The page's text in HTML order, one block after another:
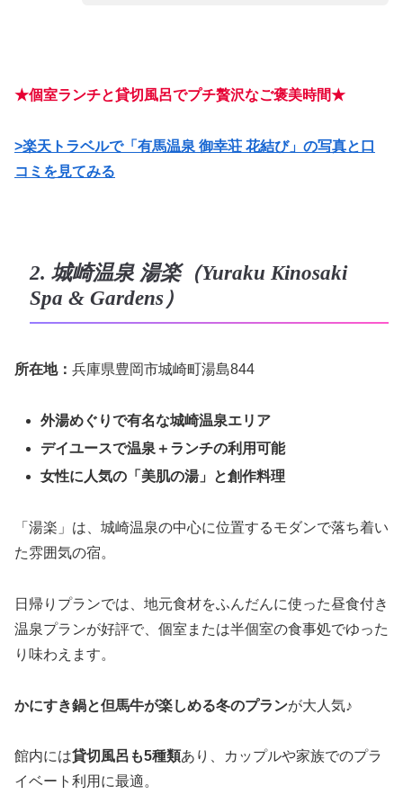
★個室ランチと貸切風呂でプチ贅沢なご褒美時間★
>楽天トラベルで「有馬温泉 御幸荘 花結び」の写真と口
コミを見てみる
2. 城崎温泉 湯楽（Yuraku Kinosaki
Spa & Gardens）
所在地： 兵庫県豊岡市城崎町湯島844
外湯めぐりで有名な城崎温泉エリア
デイユースで温泉＋ランチの利用可能
女性に人気の「美肌の湯」と創作料理
「湯楽」は、城崎温泉の中心に位置するモダンで落ち着い
た雰囲気の宿。
日帰りプランでは、地元食材をふんだんに使った昼食付き
温泉プランが好評で、個室または半個室の食事処でゆった
り味わえます。
かにすき鍋と但馬牛が楽しめる冬のプランが大人気♪
館内には貸切風呂も5種類あり、カップルや家族でのプラ
イベート利用に最適。